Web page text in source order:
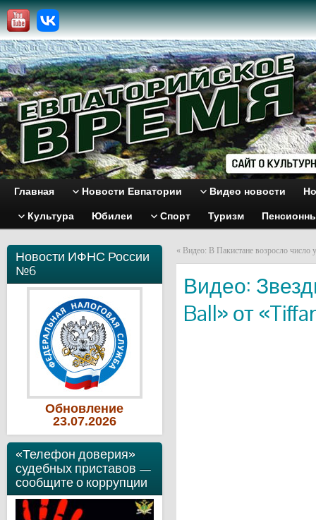
Главная Новости Евпатории Видео новости
Культура Юбилеи Спорт Туризм
Новости ИФНС России
№6
Обновление
23.07.2026
«Телефон доверия»
судебных приставов —
сообщите о коррупции
« Видео: В Пакистане возросло
Видео:
Ball» от